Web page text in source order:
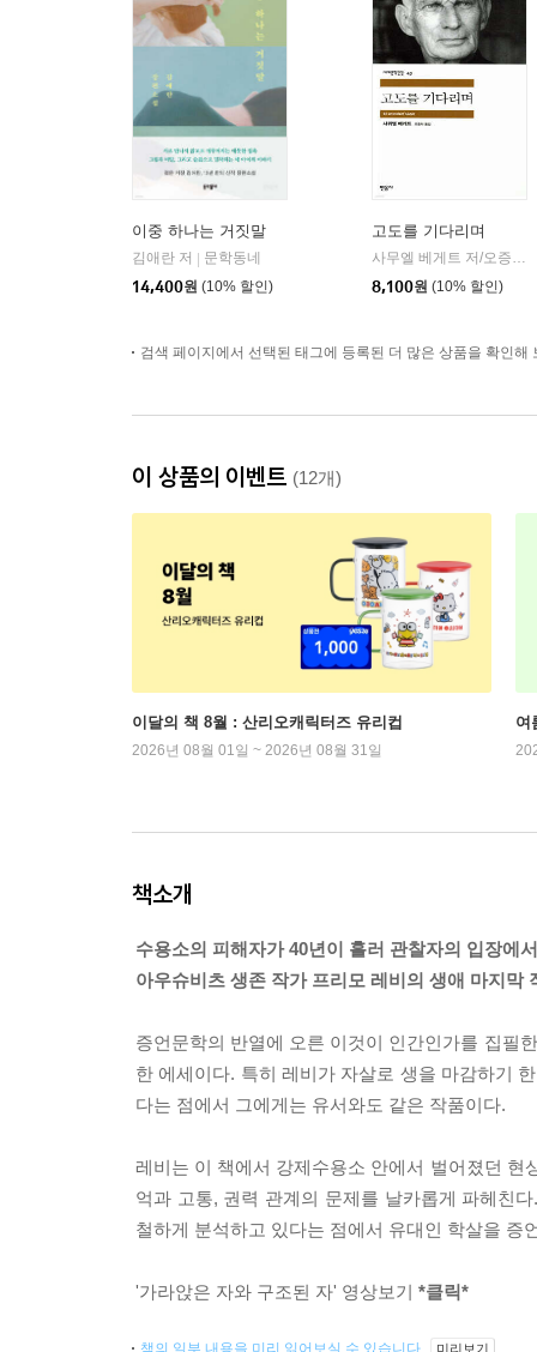
이중 하나는 거짓말
김애란 저
문학동네
14,400원 (10% 할인)
고도를 기다리며
사무엘 베게트 저/오증자 역
8,100원 (10% 할인)
검색 페이지에서 선택된 태그에 등록된 더 많은 상품을 확인해
이 상품의 이벤트 (12개)
이달의 책 8월 : 산리오캐릭터즈 유리컵
2026년 08월 01일 ~ 2026년 08월 31일
여
책소개
수용소의 피해자가 40년이 흘러 관찰자의 입장에
아우슈비츠 생존 작가 프리모 레비의 생애 마지막
증언문학의 반열에 오른 이것이 인간인가를 집필
한 에세이다. 특히 레비가 자살로 생을 마감하기
다는 점에서 그에게는 유서와도 같은 작품이다.
레비는 이 책에서 강제수용소 안에서 벌어졌던
억과 고통, 권력 관계의 문제를 날카롭게 파헤친
철하게 분석하고 있다는 점에서 유대인 학살을 증
'가라앉은 자와 구조된 자' 영상보기 *클릭*
미리보기